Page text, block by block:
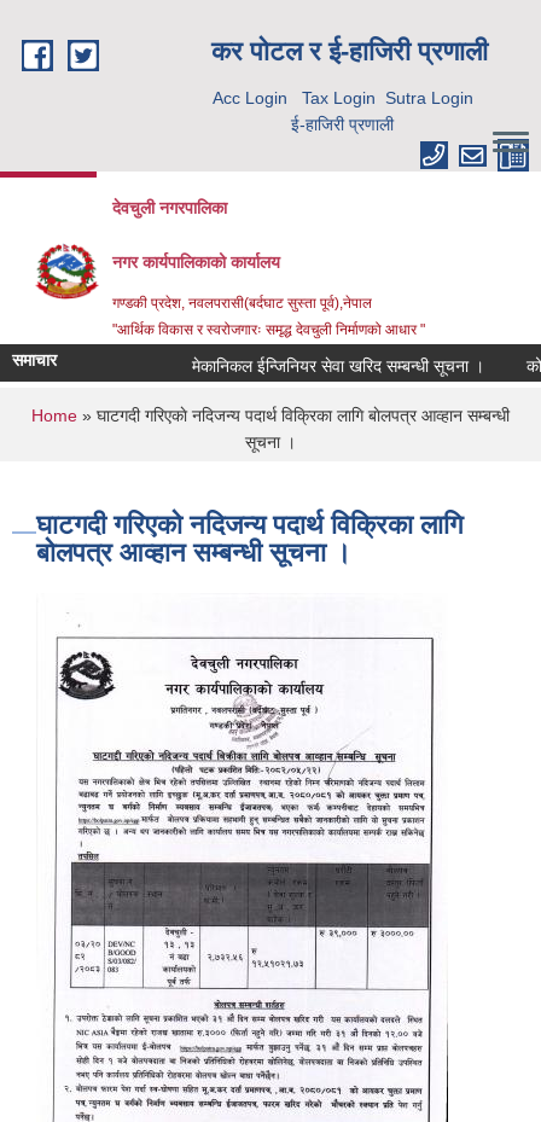
कर पाेटल र ई-हाजिरी प्रणाली
Acc Login Tax Login Sutra Login
ई-हाजिरी प्रणाली
देवचुली नगरपालिका
नगर कार्यपालिकाको कार्यालय
गण्डकी प्रदेश, नवलपरासी(बर्दघाट सुस्ता पूर्व),नेपाल
"आर्थिक विकास र स्वरोजगारः समृद्ध देवचुली निर्माणको आधार "
समाचार मेकानिकल ईन्जिनियर सेवा खरिद सम्बन्धी सूचना ।
You are here
Home » घाटगदी गरिएकाे नदिजन्य पदार्थ विक्रिका लागि बाेलपत्र आव्हान सम्बन्धी
सूचना ।
घाटगदी गरिएकाे नदिजन्य पदार्थ विक्रिका लागि
बाेलपत्र आव्हान सम्बन्धी सूचना ।